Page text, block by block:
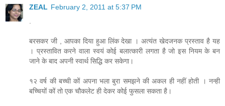
ZEAL February 2, 2011 at 5:37 PM
बरसकर जी , आपका दिया हुआ लिंक देखा । अत्यंत खेदजनक प्रस्ताव है यह
। प्रस्तावित करने वाला स्वयं कोई बलात्कारी लगता है जो इस नियम के बन
जाने के बाद अपनी स्वार्थ सिद्धि कर सकेगा।
१२ वर्ष की बच्ची कों अपना भला बुरा समझने की अकल ही नहीं होती । नन्ही
बच्चियों कों तो एक चौकलेट ही देकर कोई फुसला सकता है।